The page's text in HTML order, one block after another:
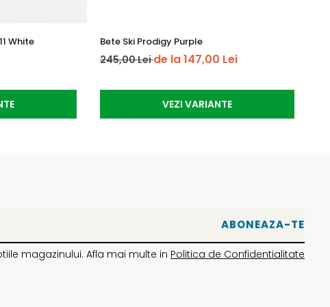
White Bete Ski Prodigy Purple
245,00 Leide la 147,00 Lei
VEZI VARIANTE
magazinului. Afla mai multe in Politica de Confidentialitate